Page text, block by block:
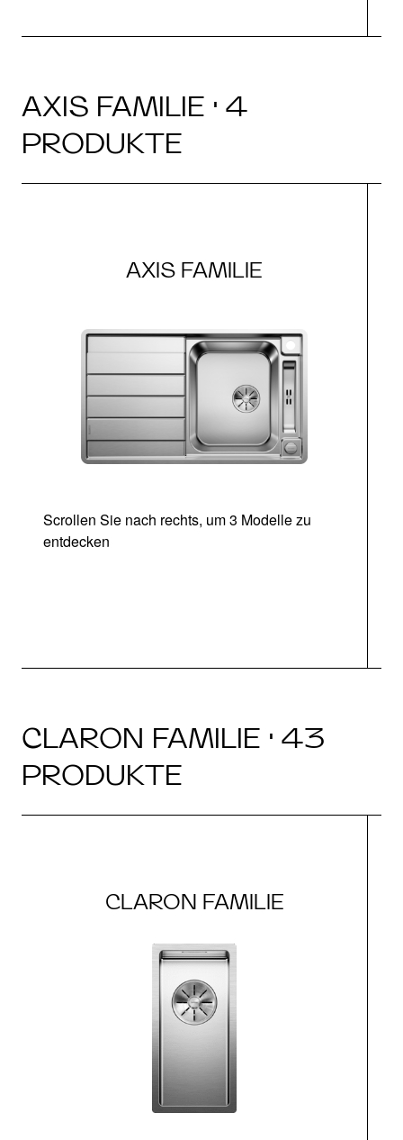
AXIS FAMILIE · 4
PRODUKTE
AXIS FAMILIE
Scrollen Sie nach rechts, um 3 Modelle zu
entdecken
CLARON FAMILIE · 43
PRODUKTE
CLARON FAMILIE